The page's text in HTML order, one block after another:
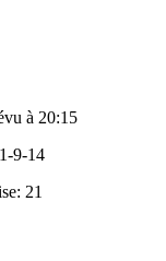
à 20:15
9-14
21